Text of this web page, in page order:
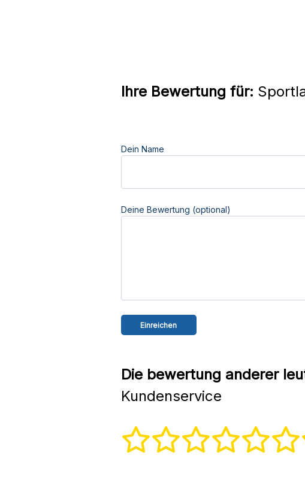
Ihre Bewertung für:
Dein Name
Deine Bewertung (optional)
Die bewertung anderer
Kundenservice